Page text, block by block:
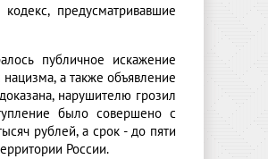
предусматривавшие
публичное искажение
а также объявление
нарушителю грозил
было совершено с
рублей, а срок - до пяти
России.